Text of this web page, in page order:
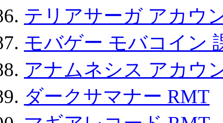
テリアサーガ アカウ
モバゲー モバコイン
アナムネシス アカウ
ダークサマナー RMT